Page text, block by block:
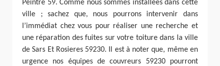
Peintre 59. Comme nous sommes installées dans cette
ville ; sachez que, nous pourrons intervenir dans
l’immédiat chez vous pour réaliser une recherche et
une réparation des fuites sur votre toiture dans la ville
de Sars Et Rosieres 59230. Il est à noter que, même en
urgence nos équipes de couvreurs 59230 pourront